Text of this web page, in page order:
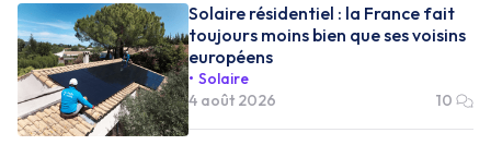
Solaire résidentiel : la France fait
toujours moins bien que ses voisins
européens
Solaire
4 août 2026
10